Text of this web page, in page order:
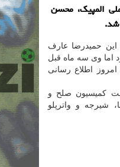
المپیك، محسن
حمیدرضا عارف
اما وی سه ماه قبل
اطلاع رسانی
كمیسیون صلح و
و واترپلو